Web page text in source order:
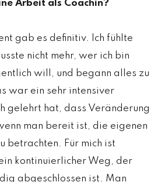
Arbeit als Coachin?
gab es definitiv. Ich fühlte
nicht mehr, wer ich bin
will, und begann alles zu
war ein sehr intensiver
gelehrt hat, dass Veränderung
man bereit ist, die eigenen
betrachten. Für mich ist
kontinuierlicher Weg, der
abgeschlossen ist. Man